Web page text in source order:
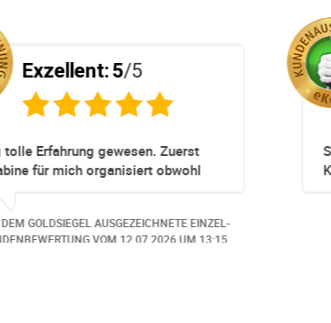
Totz keinem Premium Zuggang hat
Umbuchung perfekt und Zeitnah
Danke speziell den 3 Damen!!!
MIT DEM GOLDSIEGEL AUSGEZEICHNETE
KUNDENBEWERTUNG VOM